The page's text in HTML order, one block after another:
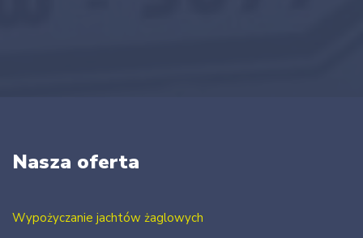
Nasza oferta
Wypożyczanie jachtów żaglowych